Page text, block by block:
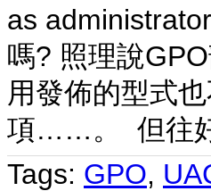
as
嗎? 照理說
用發佈的型式
項……。 但往
Tags: GPO,